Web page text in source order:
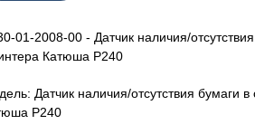
01-2008-00 - Датчик наличия/
Катюша P240
Датчик наличия/отсутствия бумаги
P240